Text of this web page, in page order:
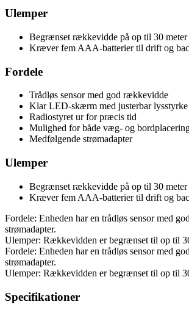
Ulemper
Begrænset rækkevidde på op til 30
Kræver fem AAA-batterier til drift og
Fordele
Trådløs sensor med god rækkevidde
Klar LED-skærm med justerbar lysstyrke
Radiostyret ur for præcis tid
Mulighed for både væg- og
Medfølgende strømadapter
Ulemper
Begrænset rækkevidde på op til 30
Kræver fem AAA-batterier til drift og
Fordele: Enheden har en trådløs sensor med
strømadapter.
Ulemper: Rækkevidden er begrænset til op til
Fordele: Enheden har en trådløs sensor med
strømadapter.
Ulemper: Rækkevidden er begrænset til op til
Specifikationer